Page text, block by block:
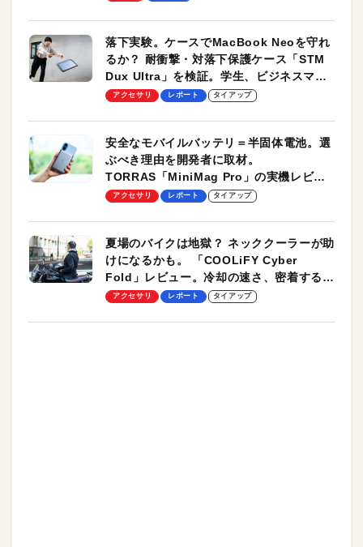
落下実験。ケースでMacBook Neoを守れ
るか？ 耐衝撃・対落下保護ケース「STM
Dux Ultra」を検証。学生、ビジネスマン
のモバイルユースに最適！
アクセサリ レポート タイアップ
安全なモバイルバッテリ＝半固体電池。選
ぶべき理由を開発者に取材。
TORRAS「MiniMag Pro」の実機レビュ
ーも
アクセサリ レポート タイアップ
夏場のバイクは地獄？ ネッククーラーが助
けになるかも。 「COOLiFY Cyber
Fold」レビュー。冷却の速さ、密着する冷
却プレート、シンプルな操作性がグッド！
アクセサリ レポート タイアップ